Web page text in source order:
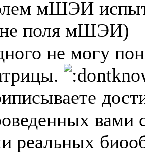
мШЭИ
поля мШЭИ)
не могу
вами
реальных